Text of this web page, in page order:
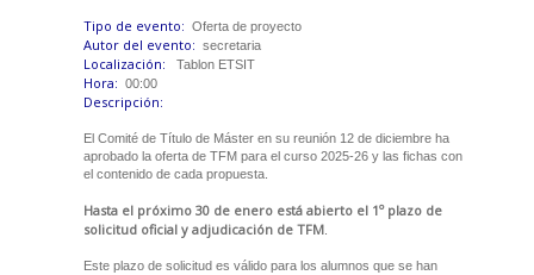
Tipo de evento: Oferta de proyecto
Autor del evento: secretaria
Localización: Tablon ETSIT
Hora: 00:00
Descripción:
El Comité de Título de Máster en su reunión 12 de diciembre ha
aprobado la oferta de TFM para el curso 2025-26 y las fichas con
el contenido de cada propuesta.
Hasta el próximo 30 de enero está abierto el 1º plazo de
solicitud oficial y adjudicación de TFM
Este plazo de solicitud es válido para los alumnos que se han